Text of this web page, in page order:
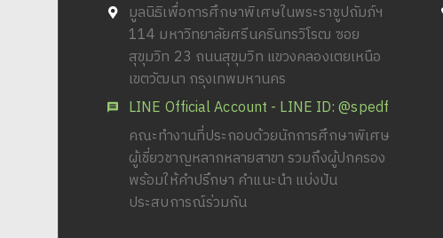
มูลนิธิเพื่อการศึกษาพิเศษในพระราชูปถัมภ์ฯ
114 มหาวิทยาลัยศรีนครินทรวิโรฒ ซอย
สุขุมวิท 23 ถนนสุขุมวิท แขวงคลองเตยเหนือ
เขตวัฒนา กรุงเทพมหานคร
LINE Official Account - LINE ID: @spedf
คณะทำงานที่ประกอบด้วยนักการศึกษาพิเศษ
ผู้เชี่ยวชาญหลากหลายสาขา รวมถึงผู้ปกครอง
พร้อมให้คำปรึกษา คำแนะนำ แบ่งปัน
ประสบการณ์ร่วมกัน